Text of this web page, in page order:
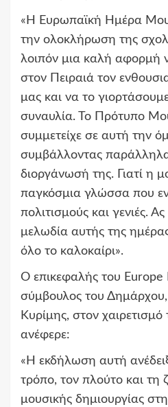
«Η Ευρωπαϊκή Ημέρα
την ολοκλήρωση της
λοιπόν μια καλή αφορμή
στον Πειραιά τον
μας και να το
συναυλία. Το Πρότυπο
συμμετείχε σε αυτή την
συμβάλλοντας
διοργάνωσή της. Γιατί η
παγκόσμια γλώσσα που
πολιτισμούς και γενιές.
μελωδία αυτής της
όλο το καλοκαίρι».
Ο επικεφαλής του Europe
σύμβουλος του
Κυρίμης, στον
ανέφερε:
«Η εκδήλωση αυτή
τρόπο, τον πλούτο και τη
μουσικής δημιουργίας